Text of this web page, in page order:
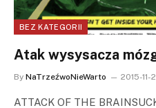
BEZ KATEGORII
Atak wysysacza
By NaTrzeźwoNieWarto 2015-11-
ATTACK OF THE